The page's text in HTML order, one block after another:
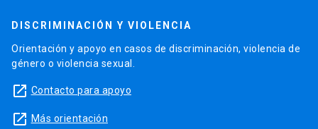
DISCRIMINACIÓN Y VIOLENCIA
Orientación y apoyo en casos de discriminación, violencia de
género o violencia sexual.
launch Contacto para apoyo
launch Más orientación